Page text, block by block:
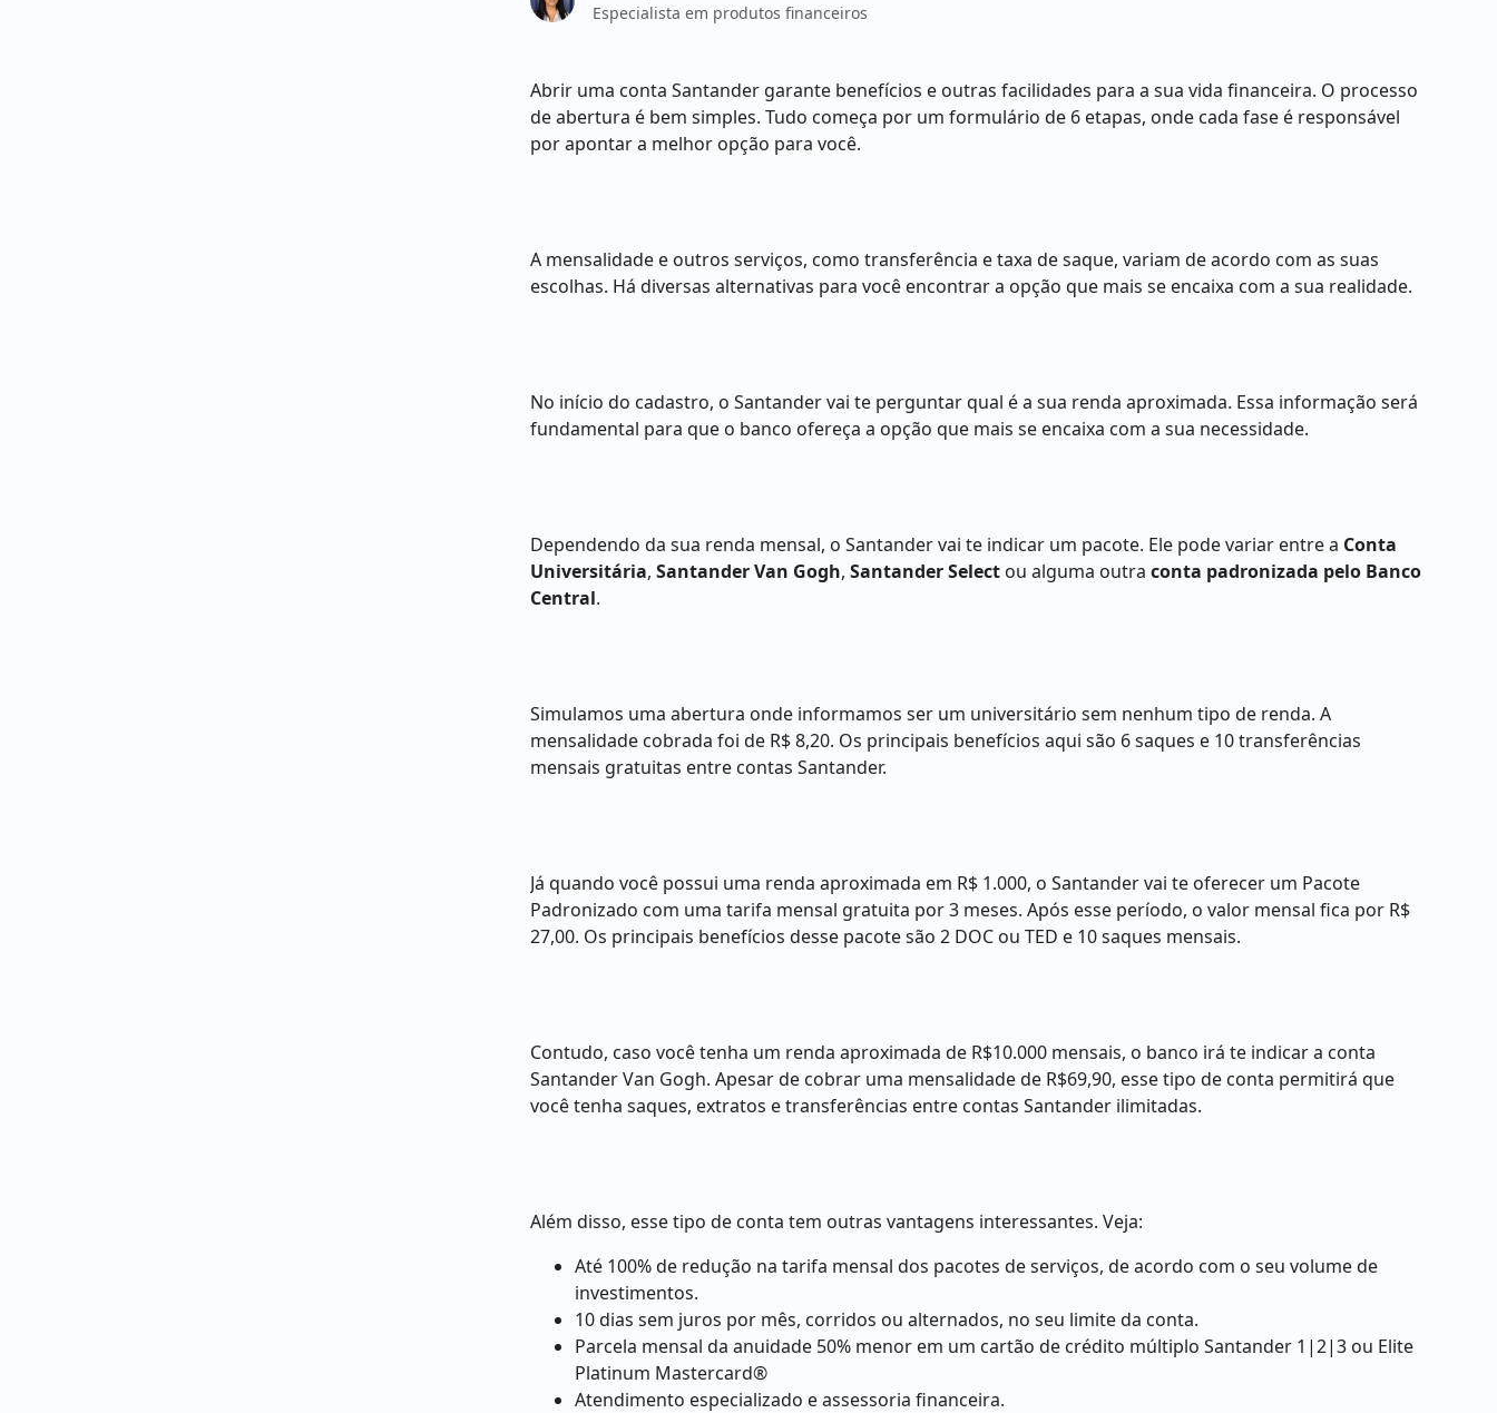
Especialista em produtos financeiros
Abrir uma conta Santander garante benefícios e outras facilidades para a sua vida financeira. O processo
de abertura é bem simples. Tudo começa por um formulário de 6 etapas, onde cada fase é responsável
por apontar a melhor opção para você.
A mensalidade e outros serviços, como transferência e taxa de saque, variam de acordo com as suas
escolhas. Há diversas alternativas para você encontrar a opção que mais se encaixa com a sua realidade.
No início do cadastro, o Santander vai te perguntar qual é a sua renda aproximada. Essa informação será
fundamental para que o banco ofereça a opção que mais se encaixa com a sua necessidade.
Dependendo da sua renda mensal, o Santander vai te indicar um pacote. Ele pode variar entre a Conta
Universitária, Santander Van Gogh, Santander Select ou alguma outra conta padronizada pelo Banco
Central.
Simulamos uma abertura onde informamos ser um universitário sem nenhum tipo de renda. A
mensalidade cobrada foi de R$ 8,20. Os principais benefícios aqui são 6 saques e 10 transferências
mensais gratuitas entre contas Santander.
Já quando você possui uma renda aproximada em R$ 1.000, o Santander vai te oferecer um Pacote
Padronizado com uma tarifa mensal gratuita por 3 meses. Após esse período, o valor mensal fica por R$
27,00. Os principais benefícios desse pacote são 2 DOC ou TED e 10 saques mensais.
Contudo, caso você tenha um renda aproximada de R$10.000 mensais, o banco irá te indicar a conta
Santander Van Gogh. Apesar de cobrar uma mensalidade de R$69,90, esse tipo de conta permitirá que
você tenha saques, extratos e transferências entre contas Santander ilimitadas.
Além disso, esse tipo de conta tem outras vantagens interessantes. Veja:
Até 100% de redução na tarifa mensal dos pacotes de serviços, de acordo com o seu volume de
investimentos.
10 dias sem juros por mês, corridos ou alternados, no seu limite da conta.
Parcela mensal da anuidade 50% menor em um cartão de crédito múltiplo Santander 1|2|3 ou Elite
Platinum Mastercard®
Atendimento especializado e assessoria financeira.